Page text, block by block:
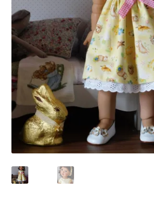
Politique de confidentialité
Politique de cookies (UE)
Validation de la commande